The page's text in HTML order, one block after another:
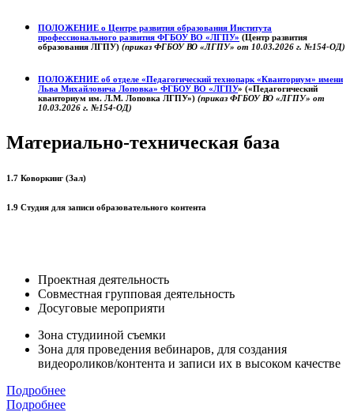
ПОЛОЖЕНИЕ о Центре развития образования Института
профессионального развития ФГБОУ ВО «ЛГПУ» (Центр развития
образования ЛГПУ) (приказ ФГБОУ ВО «ЛГПУ» от 10.03.2026 г. №154-ОД)
ПОЛОЖЕНИЕ об отделе «Педагогический технопарк «Кванториум» имени
Льва Михайловича Лоповка» ФГБОУ ВО «ЛГПУ» («Педагогический
кванториум им. Л.М. Лоповка ЛГПУ») (приказ ФГБОУ ВО «ЛГПУ» от
10.03.2026 г. №154-ОД)
Материально-техническая база
1.7 Коворкинг (Зал)
1.9 Студия для записи образовательного контента
Проектная деятельность
Совместная групповая деятельность
Досуговые мероприяти
Зона студииной съемки
Зона для проведения вебинаров, для создания
видеороликов/контента и записи их в высоком качестве
Подробнее
Подробнее